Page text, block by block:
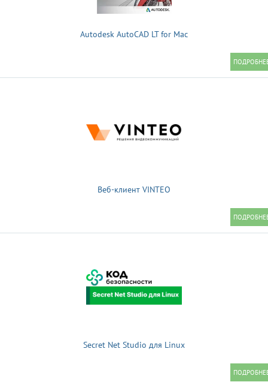
Autodesk AutoCAD LT for Mac
Веб-клиент VINTEO
Secret Net Studio для Linux